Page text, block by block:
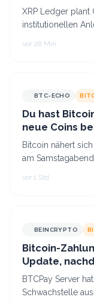
XRP Ledger plant
institutionellen
vor 28 Min.
BTC-ECHO
Du hast
neue Coins
verkaufen
Bitcoin nähert
am
wenige Miner
vor 1 Std.
BEINCRYPTO
Bitcoin-
Update,
gestohlen
BTCPay Server
Schwachstelle